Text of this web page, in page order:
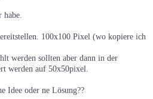
habe.
100x100 Pixel (wo kopiere ich
werden sollten aber dann in der
werden auf 50x50pixel.
Idee oder ne Lösung??